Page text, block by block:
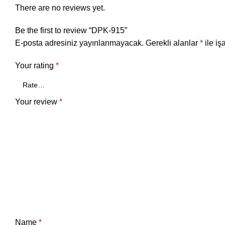
There are no reviews yet.
Be the first to review “DPK-915”
E-posta adresiniz yayınlanmayacak. Gerekli alanlar * ile
Your rating *
Your review *
Name *